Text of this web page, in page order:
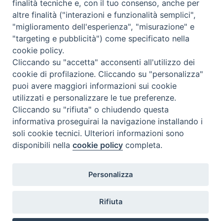
Tematica: Amore-Sentimenti, Carcere...
Contatti & Info
C.ne Aurelia, 50 – 00165 Roma
Contatti
Scrivi a: cnvf@chiesacattolica.it
finalità tecniche e, con il tuo consenso, anche per
altre finalità ("interazioni e funzionalità semplici",
"miglioramento dell'esperienza", "misurazione" e
"targeting e pubblicità") come specificato nella
cookie policy.
Cliccando su "accetta" acconsenti all'utilizzo dei
cookie di profilazione. Cliccando su "personalizza"
puoi avere maggiori informazioni sui cookie
utilizzati e personalizzare le tue preferenze.
Cliccando su "rifiuta" o chiudendo questa
informativa proseguirai la navigazione installando i
soli cookie tecnici. Ulteriori informazioni sono
disponibili nellacookie policy completa.
Personalizza
Rifiuta